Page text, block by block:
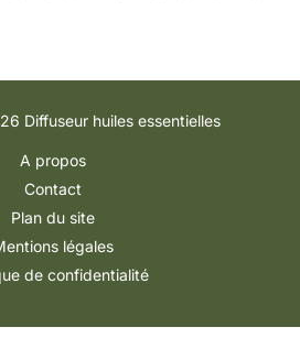
Diffuseur huiles essentielles
A propos
Contact
Plan du site
légales
de confidentialité